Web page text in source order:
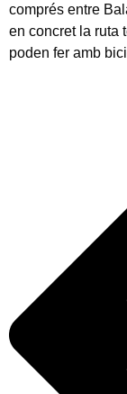
comprés entre
en concret la ruta
poden fer amb